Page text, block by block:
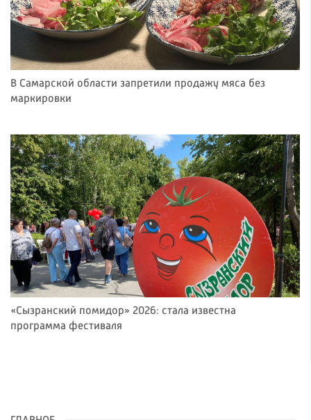
В Самарской области запретили продажу мяса без
маркировки
«Сызранский помидор» 2026: стала известна
программа фестиваля